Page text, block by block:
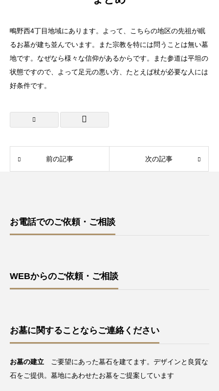
鴫野西4丁目地域にあります。よって、こちらの地区の先祖が眠
るお墓が建ち並んでいます。また宗教を特には問うことは無い墓
地です。なぜなら様々な信仰があるからです。また参道は平坦の
状態ですので、よって足元の悪い方、たとえば杖が必要な人には
好条件です。
前の記事 次の記事
お電話でのご依頼・ご相談
WEBからのご依頼・ご相談
お墓に関することならご連絡ください
お墓の建立 ご要望にあった墓石を建てます。デザインと良質な
石をご提供。墓地にあわせたお墓をご提案しています